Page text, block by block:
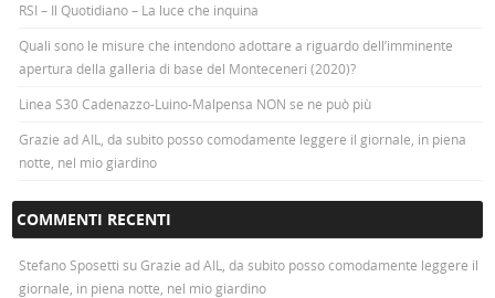
RSI – Il Quotidiano – La luce che inquina
Quali sono le misure che intendono adottare a riguardo dell’imminente
apertura della galleria di base del Monteceneri (2020)?
Linea S30 Cadenazzo-Luino-Malpensa NON se ne può più
Grazie ad AIL, da subito posso comodamente leggere il giornale, in piena
notte, nel mio giardino
COMMENTI RECENTI
Stefano Sposetti suGrazie ad AIL, da subito posso comodamente leggere il
giornale, in piena notte, nel mio giardino